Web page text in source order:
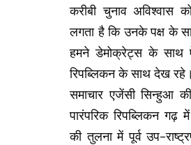
करीबी चुनाव अविश्वास
लगता है कि उनके पक्ष के
हमने डेमोक्रेट्स के
रिपब्लिकन के साथ देख रहे।
समाचार एजेंसी सिन्हुआ
पारंपरिक रिपब्लिकन गढ़
की तुलना में पूर्व उप-